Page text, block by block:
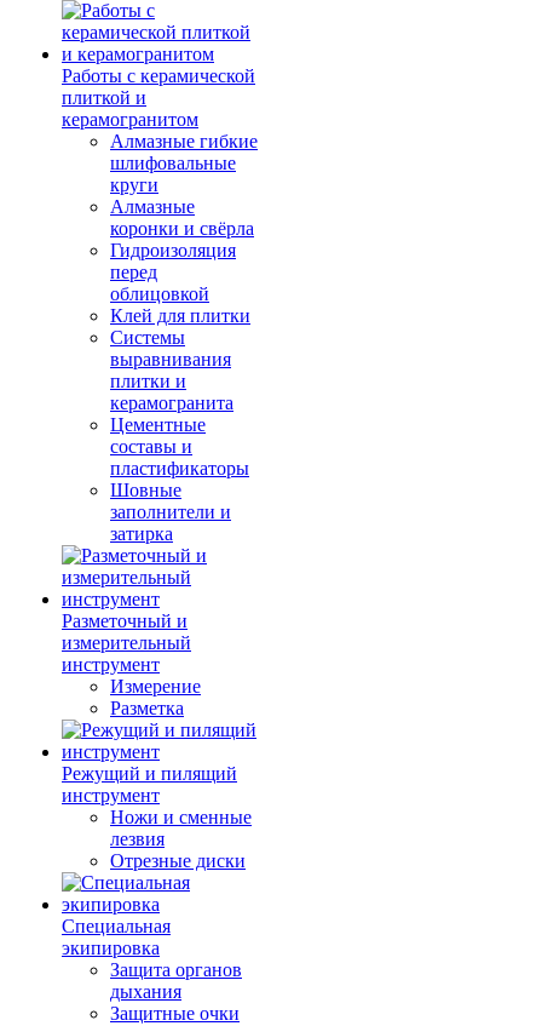
Работы с керамической
плиткой и
керамогранитом
Алмазные гибкие
шлифовальные
круги
Алмазные
коронки и свёрла
Гидроизоляция
перед
облицовкой
Клей для плитки
Системы
выравнивания
плитки и
керамогранита
Цементные
составы и
пластификаторы
Шовные
заполнители и
затирка
Разметочный и
измерительный
инструмент
Измерение
Разметка
Режущий и пилящий
инструмент
Ножи и сменные
лезвия
Отрезные диски
Специальная
экипировка
Защита органов
дыхания
Защитные очки